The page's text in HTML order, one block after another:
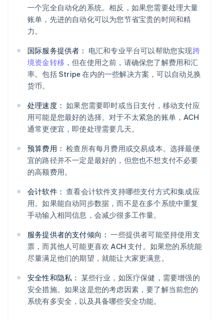
一个完全自动化的系统。相反，如果您需要处理大量
账单，先进的自动化可以为您节省宝贵的时间和精
力。
国际服务提供者： 电汇和专业平台可以帮助您实现跨
境资金转移 ，但在使用之前，请确保您了解费用和汇
率。包括 Stripe 在内的一些解决方案，可以自动兑换
货币。
处理速度： 如果您需要即时或当日支付，移动支付应
用可能是您最好的选择。对于不太紧急的账单，ACH
通常更便宜，即使处理需要几天。
预算费用： 检查所有每月费用或交易成本。选择最便
宜的路径并不一定是最好的，但您也不想支付不必要
的高额费用。
会计软件： 查看会计软件支持哪些支付方式和集成应
用。如果能自动同步数据，而不是在多个系统中重复
手动输入相同信息，会减少很多工作量。
服务提供者的支付倾向： 一些提供者可能坚持使用支
票，而其他人可能更喜欢 ACH 支付。如果您的系统能
尽量满足他们的期望，就能让大家更满意。
安全性和隐私： 某些行业，如医疗保健，需要增强的
安全措施。如果这是您的考虑因素，要了解当前您的
系统有多安全，以及具备哪些安全功能。
English
爱尔兰
English
爱沙尼亚
奥地利
DeutschEnglish
澳大利亚
巴西
Português English
保加利亚
English